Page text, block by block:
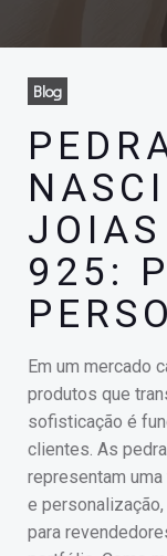
Blog
925:
Em um mercado
produtos que
sofisticação é
clientes. As
representam
e
para